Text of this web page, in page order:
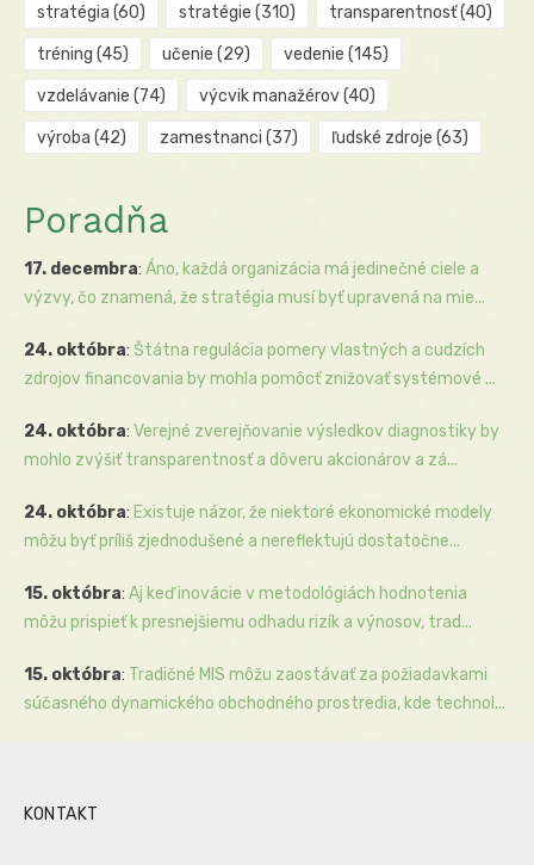
stratégia (60) stratégie (310) transparentnosť(40)
tréning (45) učenie (29) vedenie (145)
vzdelávanie (74) výcvik manažérov(40)
výroba (42) zamestnanci (37) ľudské zdroje (63)
Poradňa
17. decembra: Áno, každá organizácia má jedinečné ciele a
výzvy, čo znamená, že stratégia musí byť upravená na mie...
24. októbra: Štátna regulácia pomery vlastných a cudzích
zdrojov financovania by mohla pomôcť znižovať systémové ...
24. októbra: Verejné zverejňovanie výsledkov diagnostiky by
mohlo zvýšiť transparentnosť a dôveru akcionárov a zá...
24. októbra: Existuje názor, že niektoré ekonomické modely
môžu byť príliš zjednodušené a nereflektujú dostatočne...
15. októbra: Aj keď inovácie v metodológiách hodnotenia
môžu prispieť k presnejšiemu odhadu rizík a výnosov, trad...
15. októbra: Tradičné MIS môžu zaostávať za požiadavkami
súčasného dynamického obchodného prostredia, kde technol...
KONTAKT